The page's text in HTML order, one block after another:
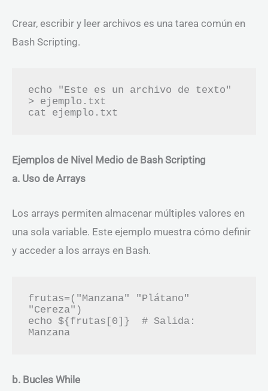
Crear, escribir y leer archivos es una tarea común en
Bash Scripting.
echo "Este es un archivo de texto"
> ejemplo.txt
Ejemplos de Nivel Medio de Bash Scripting
a. Uso de Arrays
Los arrays permiten almacenar múltiples valores en
una sola variable. Este ejemplo muestra cómo definir
y acceder a los arrays en Bash.
frutas=("Manzana" "Plátano"
"Cereza")
echo ${frutas[0]}  # Salida:
b. Bucles While